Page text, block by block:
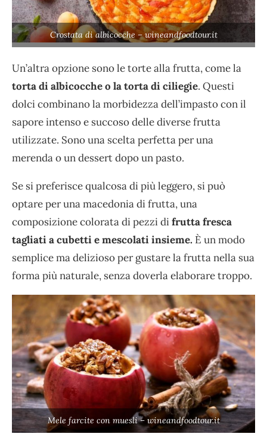
Crostata di albicocche – wineandfoodtour.it
Un’altra opzione sono le torte alla frutta, come la
torta di albicocche o la torta di ciliegie. Questi
dolci combinano la morbidezza dell’impasto con il
sapore intenso e succoso delle diverse frutta
utilizzate. Sono una scelta perfetta per una
merenda o un dessert dopo un pasto.
Se si preferisce qualcosa di più leggero, si può
optare per una macedonia di frutta, una
composizione colorata di pezzi difrutta fresca
tagliati a cubetti e mescolati insieme. È un modo
semplice ma delizioso per gustare la frutta nella sua
forma più naturale, senza doverla elaborare troppo.
Mele farcite con muesli – wineandfoodtour.it